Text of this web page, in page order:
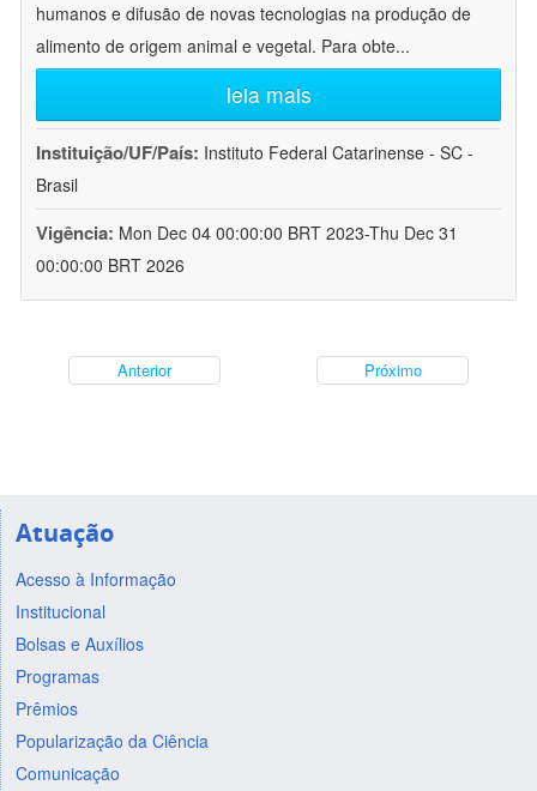
humanos e difusão de novas tecnologias na produção de
alimento de origem animal e vegetal. Para obte...
leia mais
Instituição/UF/País: Instituto Federal Catarinense - SC -
Brasil
Vigência: Mon Dec 04 00:00:00 BRT 2023-Thu Dec 31
00:00:00 BRT 2026
Anterior Próximo
Atuação
Acesso à Informação
Institucional
Bolsas e Auxílios
Programas
Prêmios
Popularização da Ciência
Comunicação